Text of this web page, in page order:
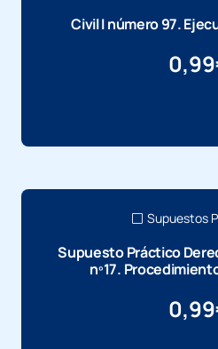
Civil I número 97.
0,99
Supuestos
Supuesto Práctico
nº17.
0,99